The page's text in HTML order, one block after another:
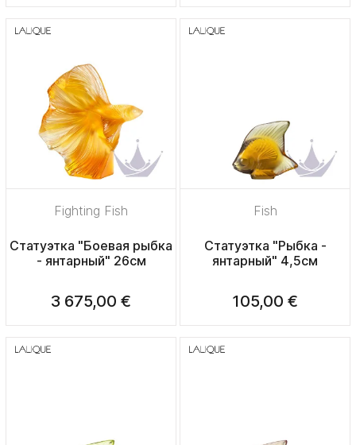
Fighting Fish
Статуэтка "Боевая рыбка
- янтарный" 26см
3 675,00 €
Fish
Статуэтка "Рыбка -
янтарный" 4,5см
105,00 €